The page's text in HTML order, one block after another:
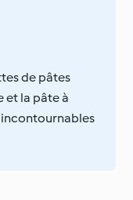
de pâtes
et la pâte à